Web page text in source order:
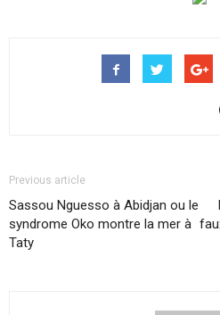
Previous article
Sassou Nguesso à Abidjan ou le
syndrome Oko montre la mer à
Taty